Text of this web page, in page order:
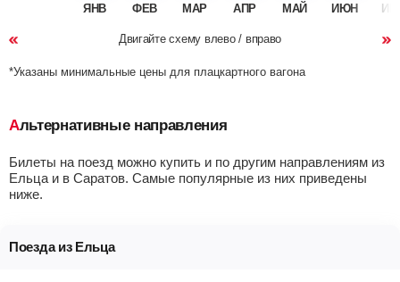
ЯНВ ФЕВ МАР АПР МАЙ ИЮН
Двигайте схему влево / вправо
*Указаны минимальные цены для плацкартного вагона
Альтернативные направления
Билеты на поезд можно купить и по другим направлениям из
Ельца и в Саратов. Самые популярные из них приведены
ниже.
Поезда из Ельца